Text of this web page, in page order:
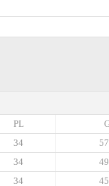
PL
34
34
34